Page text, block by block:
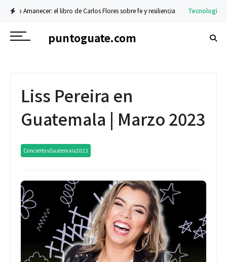
el libro de Carlos Flores sobre fe y resiliencia Tecnología La nueva
puntoguate.com
Liss Pereira en
Guatemala | Marzo 2023
ConciertosGuatemala2023